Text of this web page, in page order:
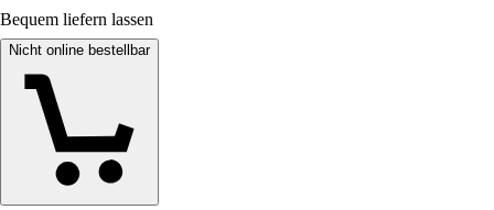
Bequem liefern lassen
Nicht online bestellbar